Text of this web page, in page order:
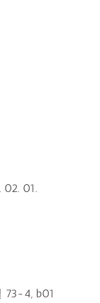
01.
73-4, b01